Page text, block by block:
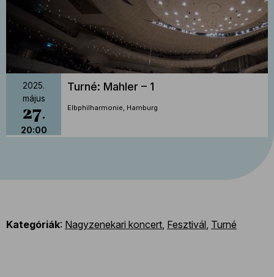
2025.
május
27
20:00
Turné: Mahler – 1
Elbphilharmonie, Hamburg
Kategóriák: Nagyzenekari koncert Fesztivál Turné